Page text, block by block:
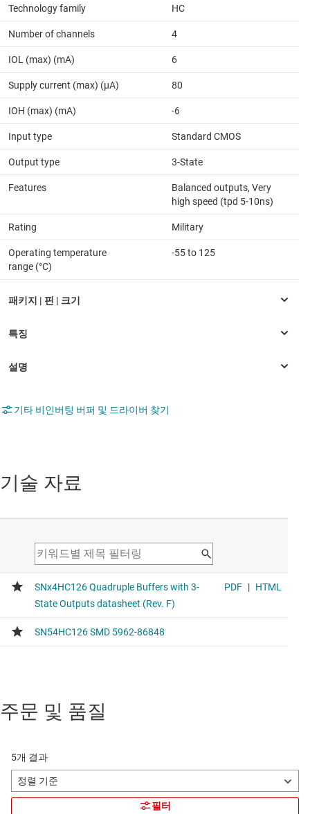
Technology family HC
Number of channels 4
IOL (max) (mA) 6
Supply current (max) (µA) 80
IOH (max) (mA) -6
Input type Standard CMOS
Output type 3-State
Features
Balanced outputs, Very
high speed (tpd 5-10ns)
Rating Military
Operating temperature
range (°C)
-55 to 125
기타 비인버팅 버퍼 및 드라이버 찾기
기술 자료
주문 및 품질